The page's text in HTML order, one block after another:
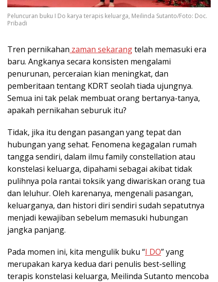
Peluncuran buku I Do karya terapis keluarga, Meilinda Sutanto/Foto: Doc.
Pribadi
Tren pernikahan zaman sekarangtelah memasuki era
baru. Angkanya secara konsisten mengalami
penurunan, perceraian kian meningkat, dan
pemberitaan tentang KDRT seolah tiada ujungnya.
Semua ini tak pelak membuat orang bertanya-tanya,
apakah pernikahan seburuk itu?
Tidak, jika itu dengan pasangan yang tepat dan
hubungan yang sehat. Fenomena kegagalan rumah
tangga sendiri, dalam ilmu family constellation atau
konstelasi keluarga, dipahami sebagai akibat tidak
pulihnya pola rantai toksik yang diwariskan orang tua
dan leluhur. Oleh karenanya, mengenali pasangan,
keluarganya, dan histori diri sendiri sudah sepatutnya
menjadi kewajiban sebelum memasuki hubungan
jangka panjang.
Pada momen ini, kita mengulik buku “I DO” yang
merupakan karya kedua dari penulis best-selling
terapis konstelasi keluarga, Meilinda Sutanto mencoba